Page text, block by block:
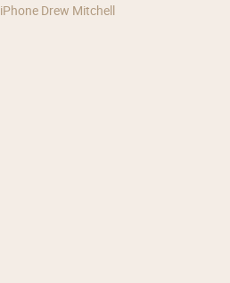
iPhone Drew Mitchell